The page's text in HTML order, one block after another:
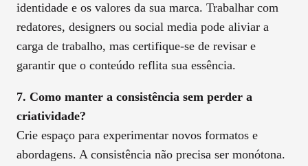
identidade e os valores da sua marca. Trabalhar com
redatores, designers ou social media pode aliviar a
carga de trabalho, mas certifique-se de revisar e
garantir que o conteúdo reflita sua essência.
7. Como manter a consistência sem perder a
criatividade?
Crie espaço para experimentar novos formatos e
abordagens. A consistência não precisa ser monótona.